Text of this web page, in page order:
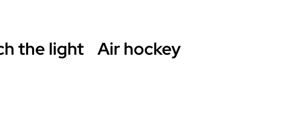
the light Air hockey